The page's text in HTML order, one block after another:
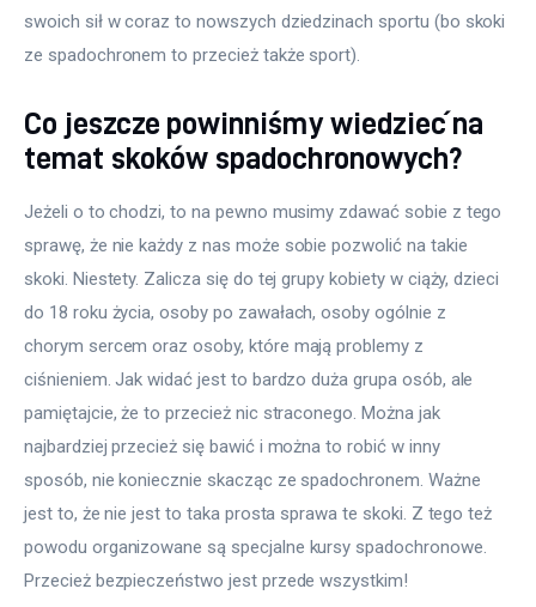
swoich sił w coraz to nowszych dziedzinach sportu (bo skoki
ze spadochronem to przecież także sport).
Co jeszcze powinniśmy wiedzieć na
temat skoków spadochronowych?
Jeżeli o to chodzi, to na pewno musimy zdawać sobie z tego
sprawę, że nie każdy z nas może sobie pozwolić na takie
skoki. Niestety. Zalicza się do tej grupy kobiety w ciąży, dzieci
do 18 roku życia, osoby po zawałach, osoby ogólnie z
chorym sercem oraz osoby, które mają problemy z
ciśnieniem. Jak widać jest to bardzo duża grupa osób, ale
pamiętajcie, że to przecież nic straconego. Można jak
najbardziej przecież się bawić i można to robić w inny
sposób, nie koniecznie skacząc ze spadochronem. Ważne
jest to, że nie jest to taka prosta sprawa te skoki. Z tego też
powodu organizowane są specjalne kursy spadochronowe.
Przecież bezpieczeństwo jest przede wszystkim!